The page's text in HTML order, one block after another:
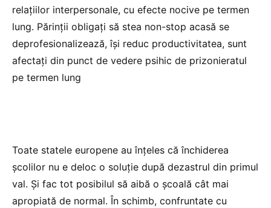
relațiilor interpersonale, cu efecte nocive pe termen
lung. Părinții obligați să stea non-stop acasă se
deprofesionalizează, își reduc productivitatea, sunt
afectați din punct de vedere psihic de prizonieratul
pe termen lung
Toate statele europene au înțeles că închiderea
școlilor nu e deloc o soluție după dezastrul din primul
val. Și fac tot posibilul să aibă o școală cât mai
apropiată de normal. În schimb, confruntate cu